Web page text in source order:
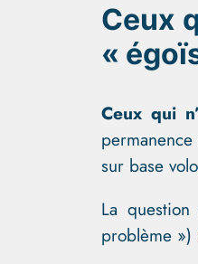
Ceux
«
Ceux qui
sur base
La
problème »)